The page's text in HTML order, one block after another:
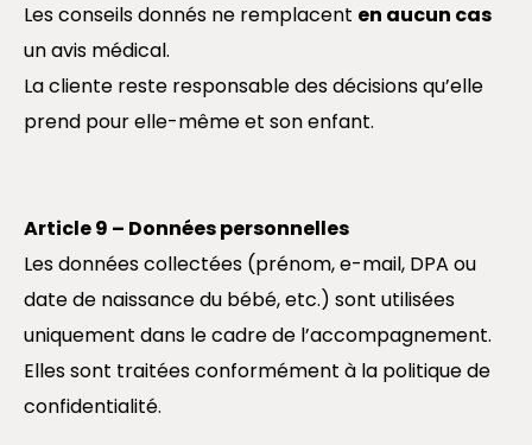
Les conseils donnés ne remplacent en aucun cas
un avis médical.
La cliente reste responsable des décisions qu’elle
prend pour elle-même et son enfant.
Article 9 – Données personnelles
Les données collectées (prénom, e-mail, DPA ou
date de naissance du bébé, etc.) sont utilisées
uniquement dans le cadre de l’accompagnement.
Elles sont traitées conformément à la politique de
confidentialité.